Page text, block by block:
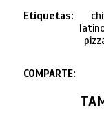
Etiquetas:
COMPARTE: